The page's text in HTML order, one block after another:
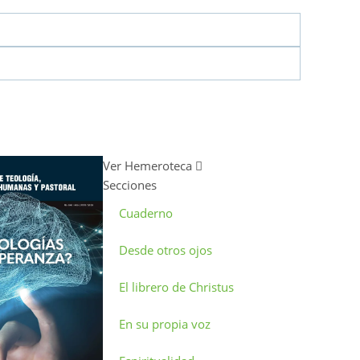
Ver Hemeroteca
Secciones
Cuaderno
Desde otros ojos
El librero de Christus
En su propia voz